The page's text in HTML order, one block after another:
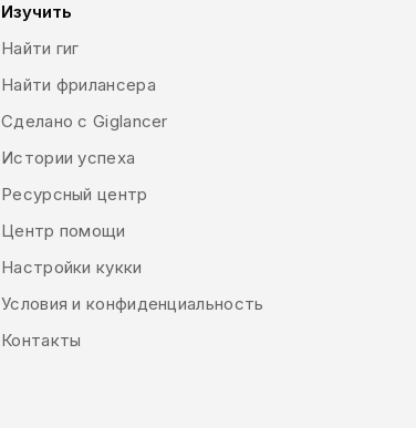
Изучить
Найти гиг
Найти фрилансера
Сделано с Giglancer
Истории успеха
Ресурсный центр
Центр помощи
Настройки кукки
Условия и конфиденциальность
Контакты